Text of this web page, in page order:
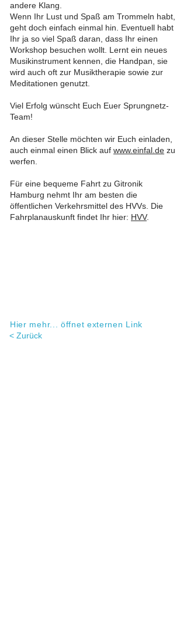
andere Klang.
Wenn Ihr Lust und Spaß am Trommeln habt,
geht doch einfach einmal hin. Eventuell habt
Ihr ja so viel Spaß daran, dass Ihr einen
Workshop besuchen wollt. Lernt ein neues
Musikinstrument kennen, die Handpan, sie
wird auch oft zur Musiktherapie sowie zur
Meditationen genutzt.
Viel Erfolg wünscht Euch Euer Sprungnetz-
Team!
An dieser Stelle möchten wir Euch einladen,
auch einmal einen Blick auf www.einfal.de zu
werfen.
Für eine bequeme Fahrt zu Gitronik
Hamburg nehmt Ihr am besten die
öffentlichen Verkehrsmittel des HVVs. Die
Fahrplanauskunft findet Ihr hier: HVV.
Hier mehr... öffnet externen Link
< Zurück